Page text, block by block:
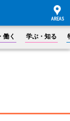
働く 学ぶ・知る